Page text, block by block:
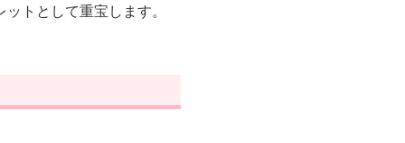
トとして重宝します。